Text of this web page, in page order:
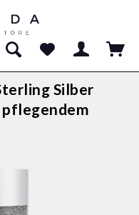
Silber